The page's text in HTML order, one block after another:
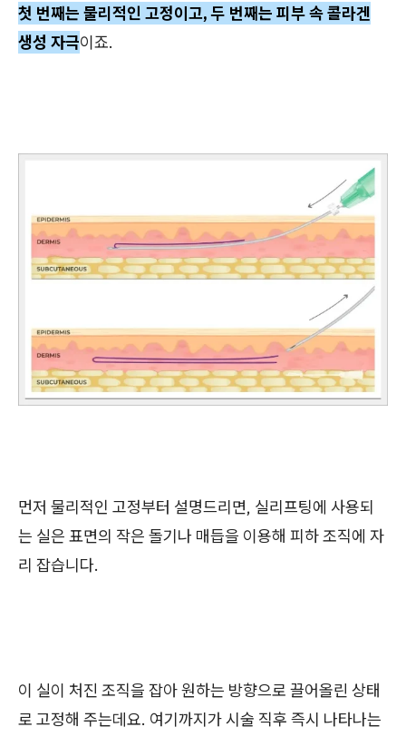
첫 번째는 물리적인 고정이고, 두 번째는 피부 속 콜라겐
생성 자극이죠.
먼저 물리적인 고정부터 설명드리면, 실리프팅에 사용되
는 실은 표면의 작은 돌기나 매듭을 이용해 피하 조직에 자
리 잡습니다.
이 실이 처진 조직을 잡아 원하는 방향으로 끌어올린 상태
로 고정해 주는데요. 여기까지가 시술 직후 즉시 나타나는